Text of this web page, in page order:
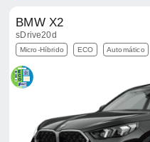
BMW X2
sDrive20d
Micro-Híbrido ECO Automático